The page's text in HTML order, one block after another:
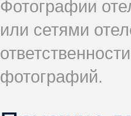
Фотографии
или сетями
фотографий.